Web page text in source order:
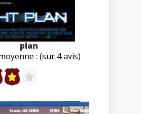
plan
: (sur 4 avis)